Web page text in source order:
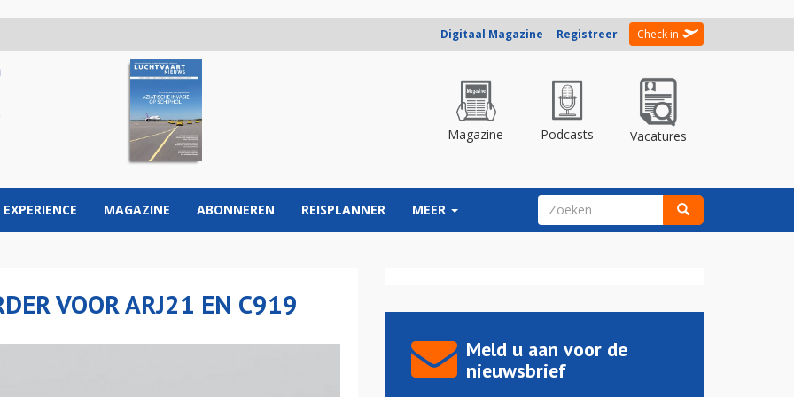
Digitaal Magazine Registreer Check in
Magazine Podcasts Vacatures
EXPERIENCE MAGAZINE ABONNEREN REISPLANNER MEER ZOEKVELD
VOOR ARJ21 EN C919
Meld u aan voor de
nieuwsbrief